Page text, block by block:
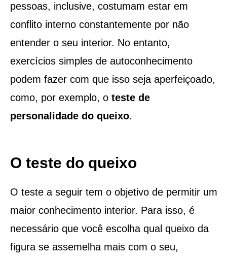
pessoas, inclusive, costumam estar em
conflito interno constantemente por não
entender o seu interior. No entanto,
exercícios simples de autoconhecimento
podem fazer com que isso seja aperfeiçoado,
como, por exemplo, o teste de
personalidade do queixo.
O teste do queixo
O teste a seguir tem o objetivo de permitir um
maior conhecimento interior. Para isso, é
necessário que você escolha qual queixo da
figura se assemelha mais com o seu,